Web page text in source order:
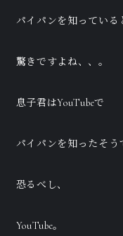
パイパンを知っている
驚きですよね、、。
息子君はYouTubeで
パイパンを知ったそう
恐るべし、
YouTube。